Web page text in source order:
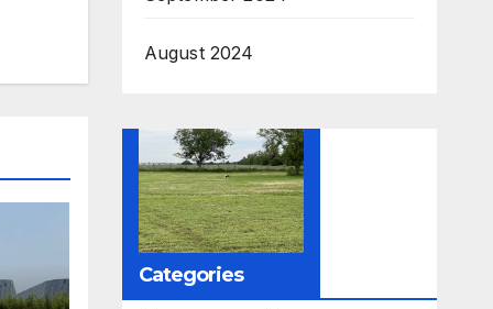
August 2024
Categories